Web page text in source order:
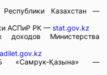
Казахстан —
АСПиР РК — stat.gov.kz
доходов Министерства
adilet.gov.kz
«Самрук-Қазына» —